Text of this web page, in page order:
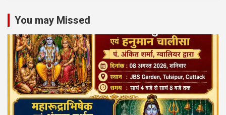
You may Missed